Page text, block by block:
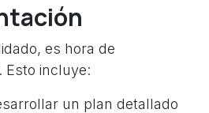
es hora de
Esto incluye:
un plan detallado